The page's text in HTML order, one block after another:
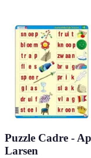
Puzzle Cadre -
Larsen